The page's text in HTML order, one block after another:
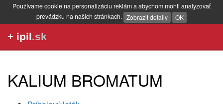
Používame cookie na personalizáciu reklám a abychom mohli analyzovať
prevádzku na našich stránkach. Zobrazit detaily OK
+ ipil.sk
KALIUM BROMATUM